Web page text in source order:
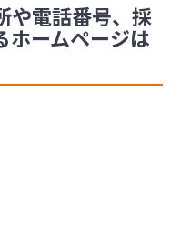
や電話番号、採
ホームページは